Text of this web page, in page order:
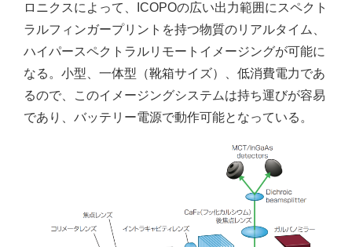
ロニクスによって、ICOPOの広い出力範囲にスペクト
ラルフィンガープリントを持つ物質のリアルタイム、
ハイパースペクトラルリモートイメージングが可能に
なる。小型、一体型（靴箱サイズ）、低消費電力であ
るので、このイメージングシステムは持ち運びが容易
であり、バッテリー電源で動作可能となっている。